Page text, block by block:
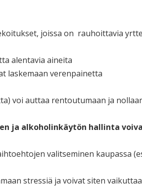
joissa on rauhoittavia
alentavia aineita
laskemaan verenpainetta
voi auttaa rentoutumaan ja
ja alkoholinkäytön hallinta
valitseminen kaupassa
stressiä ja voivat siten